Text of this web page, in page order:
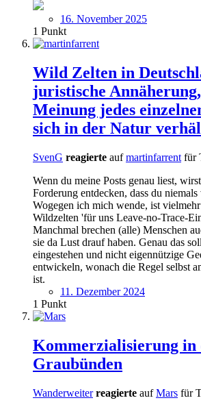
16. November 2025
1 Punkt
Wild Zelten in
juristische
Meinung jedes
sich in der Natur
SvenG reagierte aufmartinfarrent für
Wenn du meine Posts genau liest,
Forderung entdecken, dass du
Wogegen ich mich wende, ist
Wildzelten 'für uns Leave-no-Trace-
Manchmal brechen (alle) Menschen
sie da Lust drauf haben. Genau das
eingestehen und nicht eigennützige
entwickeln, wonach die Regel selbst
ist.
11. Dezember 2024
1 Punkt
Kommerzialisierung in
Graubünden
Wanderweiter reagierte aufMars für